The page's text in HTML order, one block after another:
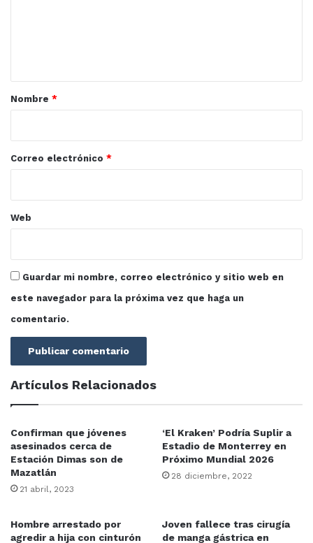
r
*
Nombre *
Correo electrónico *
Web
Guardar mi nombre, correo electrónico y sitio web en
este navegador para la próxima vez que haga un
comentario.
Artículos Relacionados
Confirman que jóvenes
asesinados cerca de
Estación Dimas son de
Mazatlán
21 abril, 2023
‘El Kraken’ Podría Suplir a
Estadio de Monterrey en
Próximo Mundial 2026
28 diciembre, 2022
Hombre arrestado por
agredir a hija con cinturón
Joven fallece tras cirugía
de manga gástrica en